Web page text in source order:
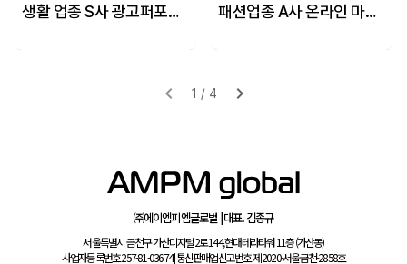
생활 업종 S사 광고퍼포먼스 개선사례 패션업종 A사 온라인 마케팅 제안사례